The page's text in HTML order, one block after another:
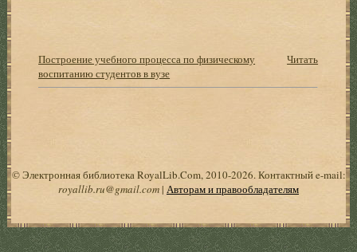
Построение учебного процесса по физическому
воспитанию студентов в вузе
Читать
© Электронная библиотека RoyalLib.Com, 2010-2026. Контактный e-mail:
royallib.ru@gmail.com| Авторам и правообладателям